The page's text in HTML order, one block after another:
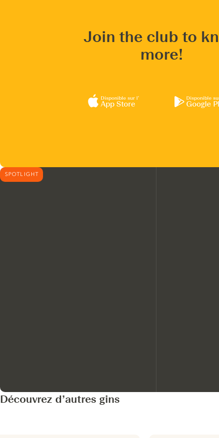
Join the club to
more!
Disponible sur l’
App Store
Disponible
Google
SPOTLIGHT
Découvrez d’autres gins